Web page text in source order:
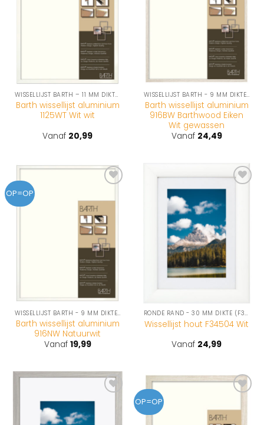
WISSELLIJST BARTH – 11 MM DIKTE (1125-SERIE)
Barth wissellijst aluminium
1125WT Wit wit
Vanaf 20,99
WISSELLIJST BARTH - 9 MM DIKTE (916-SERIE)
Barth wissellijst aluminium
916BW Barthwood Eiken
Wit gewassen
Vanaf 24,49
OP=OP
aan
wenslijst
WISSELLIJST BARTH - 9 MM DIKTE (916-SERIE)
Barth wissellijst aluminium
916NW Natuurwit
Vanaf 19,99
Toevoegen
wenslijst
RONDE RAND - 30 MM DIKTE (F345-SERIE)
Wissellijst hout F34504 Wit
Vanaf 24,99
Toevoegen
wenslijst
OP=OP
aan
wenslijst